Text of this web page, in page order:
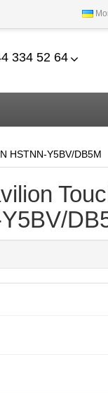
334 52 64
HSTNN-Y5BV/DB5M